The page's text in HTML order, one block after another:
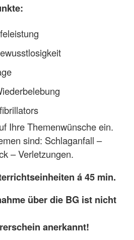
Ihre Themenwünsche ein.
sind: Schlaganfall –
– Verletzungen.
á 45 min.
über die BG ist nicht
anerkannt!